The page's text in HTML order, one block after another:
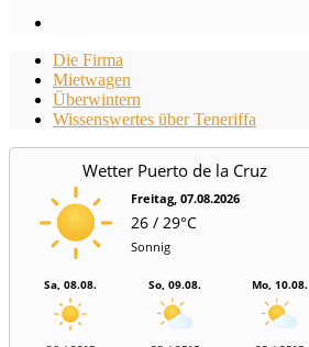
Die Firma
Mietwagen
Überwintern
Wissenswertes über Teneriffa
Wetter Puerto de la Cruz
Freitag, 07.08.2026
26 / 29°C
Sonnig
Sa, 08.08. So, 09.08. Mo, 10.08.